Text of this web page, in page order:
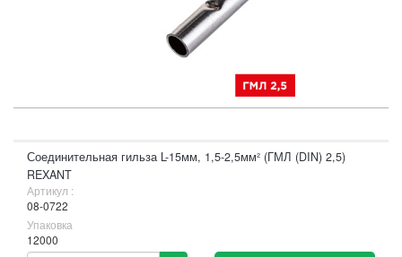
Соединительная гильза L-15мм, 1,5-2,5мм² (ГМЛ (DIN) 2,5)
REXANT
Артикул :
08-0722
Упаковка
12000